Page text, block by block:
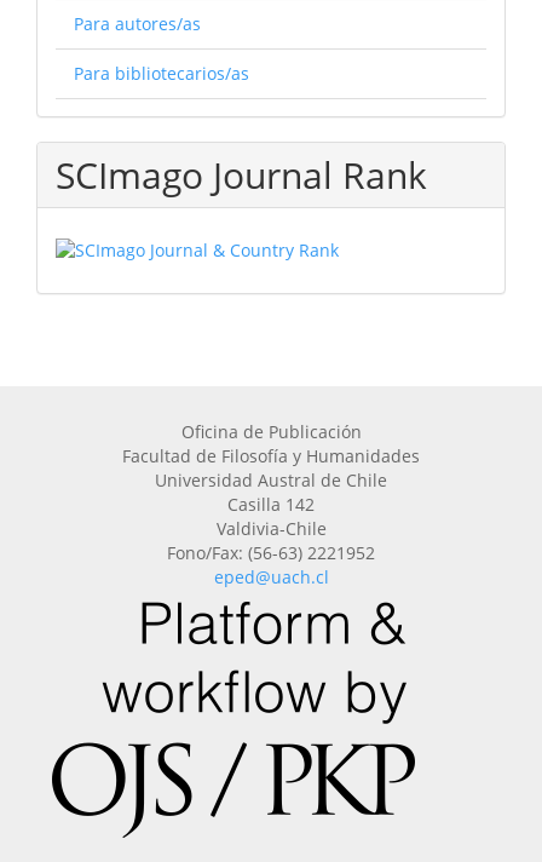
Para autores/as
Para bibliotecarios/as
SCImago Journal Rank
Oficina de Publicación
Facultad de Filosofía y Humanidades
Universidad Austral de Chile
Casilla 142
Valdivia-Chile
Fono/Fax: (56-63) 2221952
eped@uach.cl